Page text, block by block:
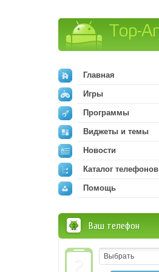
Главная
Игры
Программы
Виджеты и темы
Новости
Каталог телефонов
Помощь
Ваш телефон
Выбрать